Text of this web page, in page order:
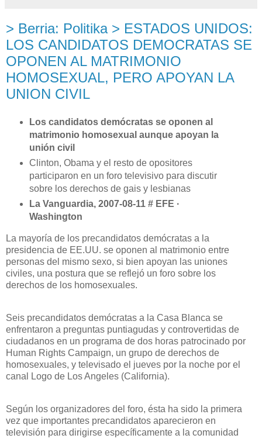
> Berria: Politika > ESTADOS UNIDOS:
LOS CANDIDATOS DEMOCRATAS SE
OPONEN AL MATRIMONIO
HOMOSEXUAL, PERO APOYAN LA
UNION CIVIL
Los candidatos demócratas se oponen al
matrimonio homosexual aunque apoyan la
unión civil
Clinton, Obama y el resto de opositores
participaron en un foro televisivo para discutir
sobre los derechos de gais y lesbianas
La Vanguardia, 2007-08-11 # EFE ·
Washington
La mayoría de los precandidatos demócratas a la
presidencia de EE.UU. se oponen al matrimonio entre
personas del mismo sexo, si bien apoyan las uniones
civiles, una postura que se reflejó un foro sobre los
derechos de los homosexuales.
Seis precandidatos demócratas a la Casa Blanca se
enfrentaron a preguntas puntiagudas y controvertidas de
ciudadanos en un programa de dos horas patrocinado por
Human Rights Campaign, un grupo de derechos de
homosexuales, y televisado el jueves por la noche por el
canal Logo de Los Angeles (California).
Según los organizadores del foro, ésta ha sido la primera
vez que importantes precandidatos aparecieron en
televisión para dirigirse específicamente a la comunidad